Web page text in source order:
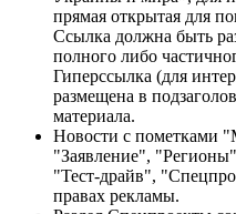
прямая открытая для
Ссылка должна быть
полного либо
Гиперссылка (для
размещена в
материала.
Новости с пометками
"Заявление",
"Тест-драйв",
правах рекламы.